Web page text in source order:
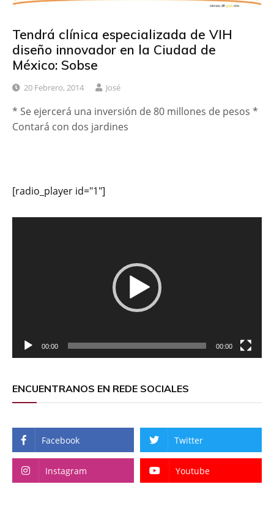
Tendrá clínica especializada de VIH
diseño innovador en la Ciudad de
México: Sobse
20 Febrero, 2014 José
* Se ejercerá una inversión de 80 millones de pesos *
Contará con dos jardines
[radio_player id="1"]
00:00 00:00
ENCUENTRANOS EN REDE SOCIALES
Facebook Twitter
Instagram Youtube